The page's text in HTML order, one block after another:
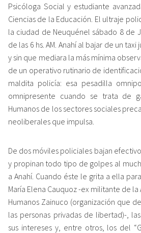
Psicóloga Social y estudiante
Ciencias de la Educación. El ultraje
la ciudad de Neuquénel sábado 8 de
de las 6 hs. AM. Anahí al bajar de un
y sin que mediara la más mínima
de un operativo rutinario de
maldita policía: esa pesadilla
omnipresente cuando se trata de
Humanos de los sectores sociales
neoliberales que impulsa.
De dos móviles policiales bajan
y propinan todo tipo de golpes al
a Anahí. Cuando éste le grita a ella
María Elena Cauquoz -ex militante de
Humanos Zainuco (organización que
las personas privadas de libertad)-,
sus intereses y, entre otros, los del